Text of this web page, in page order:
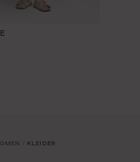
KLEIDER